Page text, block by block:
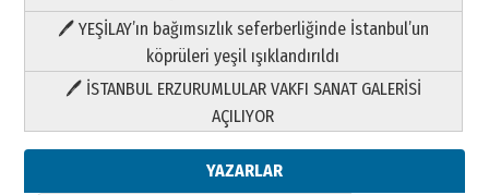
🖊 YEŞİLAY’ın bağımsızlık seferberliğinde İstanbul’un
köprüleri yeşil ışıklandırıldı
🖊 İSTANBUL ERZURUMLULAR VAKFI SANAT GALERİSİ
AÇILIYOR
YAZARLAR
HAVVA’NIN ÜÇ KIZI
09 Temmuz 2026 Perşembe
Yusuf POLAT
Şampiyonluk Sebahattin Şirin’e
yazar
11 Mayıs 2026 Pazartesi